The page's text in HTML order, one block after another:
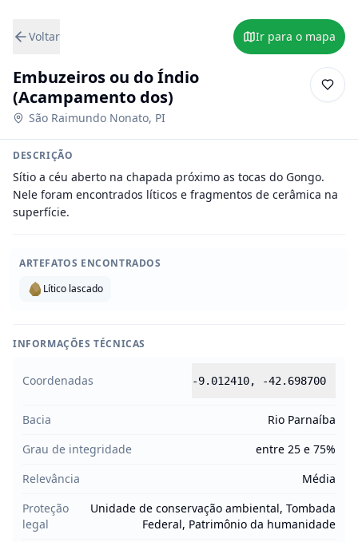
Voltar Ir para o mapa
Embuzeiros ou do Índio
(Acampamento dos)
São Raimundo Nonato, PI
DESCRIÇÃO
Sítio a céu aberto na chapada próximo as tocas do Gongo.
Nele foram encontrados líticos e fragmentos de cerâmica na
superfície.
ARTEFATOS ENCONTRADOS
Lítico lascado
INFORMAÇÕES TÉCNICAS
Coordenadas -9.012410, -42.698700
Bacia
Rio Parnaíba
Grau de integridade
entre 25 e 75%
Relevância
Média
Proteção
legal
Unidade de conservação ambiental, Tombada
Federal, Patrimônio da humanidade